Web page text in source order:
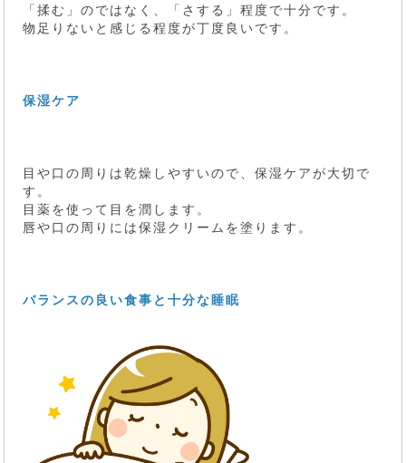
「揉む」のではなく、「さする」程度で十分です。
物足りないと感じる程度が丁度良いです。
保湿ケア
目や口の周りは乾燥しやすいので、保湿ケアが大切で
す。
目薬を使って目を潤します。
唇や口の周りには保湿クリームを塗ります。
バランスの良い食事と十分な睡眠